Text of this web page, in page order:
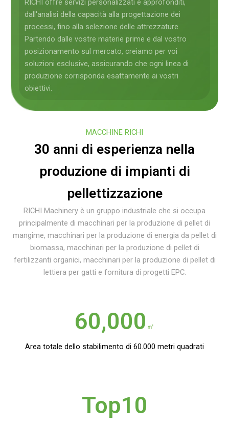
RICHI offre servizi personalizzati e approfonditi,
dall'analisi della capacità alla progettazione dei
processi, fino alla selezione delle attrezzature.
Partendo dalle vostre materie prime e dal vostro
posizionamento sul mercato, creiamo per voi
soluzioni esclusive, assicurando che ogni linea di
produzione corrisponda esattamente ai vostri
obiettivi.
MACCHINE RICHI
30 anni di esperienza nella
produzione di impianti di
pellettizzazione
RICHI Machinery è un gruppo industriale che si occupa
principalmente di macchinari per la produzione di pellet di
mangime, macchinari per la produzione di energia da pellet di
biomassa, macchinari per la produzione di pellet di
fertilizzanti organici, macchinari per la produzione di pellet di
lettiera per gatti e fornitura di progetti EPC.
60,000 ㎡
Area totale dello stabilimento di 60.000 metri quadrati
Top10